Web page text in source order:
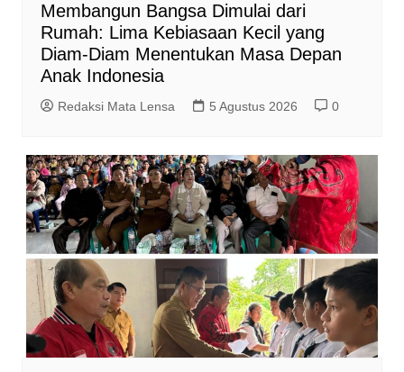
Membangun Bangsa Dimulai dari
Rumah: Lima Kebiasaan Kecil yang
Diam-Diam Menentukan Masa Depan
Anak Indonesia
Redaksi Mata Lensa 5 Agustus 2026 0